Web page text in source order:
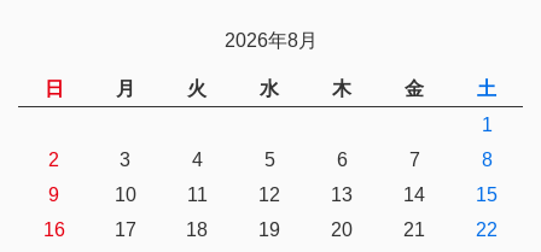
2026年8月
日 月 火 水 木 金 土
1
2
3 4 5 6 7
8
9
10 11 12 13 14
15
16
17 18 19 20 21
22